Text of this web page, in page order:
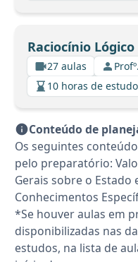
Raciocínio Lógico
27 aulas
10 horas de estudo
Conteúdo de
Os seguintes
pelo preparatório:
Gerais sobre o Estado
Conhecimentos
*Se houver aulas em
disponibilizadas nas
estudos, na lista de